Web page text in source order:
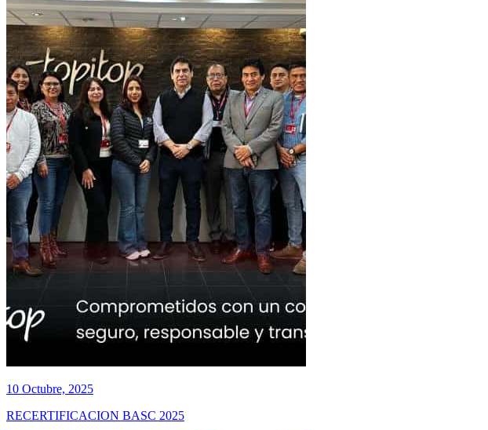
10 Octubre, 2025
RECERTIFICACION BASC 2025